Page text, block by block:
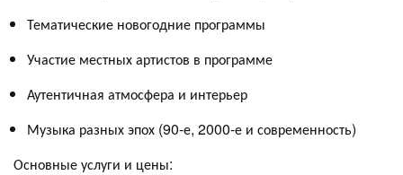
Тематические новогодние программы
Участие местных артистов в программе
Аутентичная атмосфера и интерьер
Музыка разных эпох (90-е, 2000-е и современность)
Основные услуги и цены: